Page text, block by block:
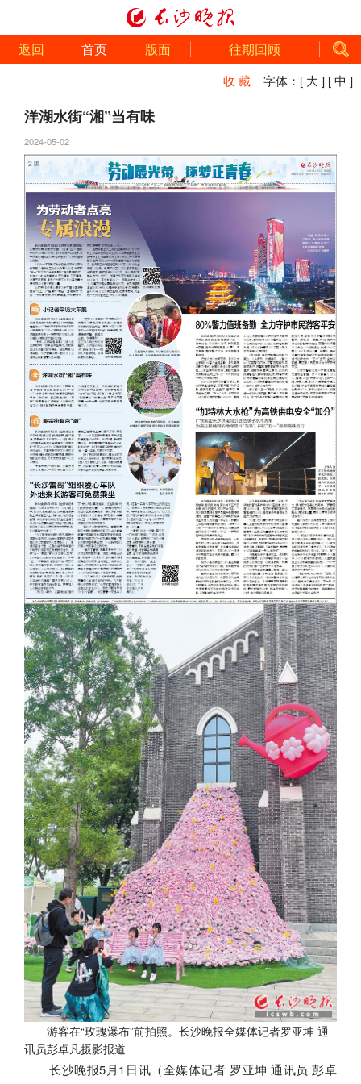
返回 首页 版面 往期回顾
收 藏 字体： [ 大 ] [ 中 ]
洋湖水街“湘”当有味
2024-05-02
游客在“玫瑰瀑布”前拍照。长沙晚报全媒体记者罗亚坤 通
讯员彭卓凡摄影报道
长沙晚报5月1日讯（全媒体记者 罗亚坤 通讯员 彭卓